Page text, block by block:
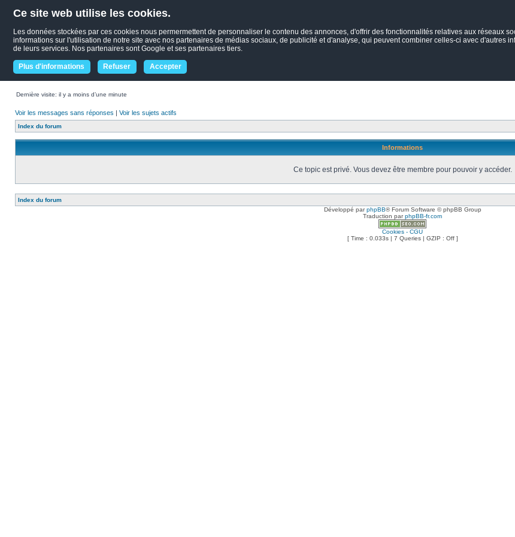
Ce site web utilise les cookies.
Les données stockées par ces cookies nous permermettent de personnaliser le contenu des annonces, d'offrir des fonctionnalités relatives aux réseaux
informations sur l'utilisation de notre site avec nos partenaires de médias sociaux, de publicité et d'analyse, qui peuvent combiner celles-ci avec d'autres
de leurs services. Nos partenaires sont Google et ses partenaires tiers.
Plus d'informations Refuser Accepter
Dernière visite: il y a moins d’une minute
Voir les messages sans réponses | Voir les sujets actifs
Index du forum
Informations
Ce topic est privé. Vous devez être membre pour pouvoir y accéder.
Index du forum
Développé parphpBB® Forum Software © phpBB Group
Traduction parphpBB-fr.com
Cookies - CGU
[ Time : 0.033s | 7 Queries | GZIP : Off ]